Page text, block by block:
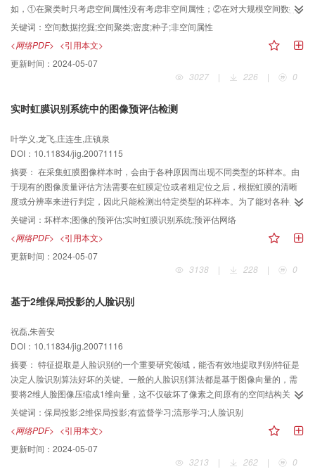
如，①在聚类时只考虑空间属性没有考虑非空间属性；②在对大规模空间数据
库进行聚类分析时需要较大的内存支持和／／O消耗。为此，在分析DBSCAN
算法不足的基础上，提出了一种改进的基于密度的抽样聚类（improved
density-based spatial clustering algorithm with sampling，IDBSCAS）算法，
使之能够有效地处理大规模空间数据库，并且它不仅考虑了空间属性也考虑了
非空间属性。2维空间数据的测试结果表明，该算法是可行、有效的。
关键词： 空间数据挖掘;空间聚类;密度;种子;非空间属性
<网络PDF> <引用本文>
更新时间： 2024-05-07
3027
| 226 | 0
实时虹膜识别系统中的图像预评估检测
叶学义,龙飞,庄连生,庄镇泉
DOI：10.11834/jig.20071115
摘要： 在采集虹膜图像样本时，会由于各种原因而出现不同类型的坏样本。由
于现有的图像质量评估方法需要在虹膜定位或者粗定位之后，根据虹膜的清晰
度或分辨率来进行判定，因此只能检测出特定类型的坏样本。为了能对各种类
型坏样本进行检测，在分析坏样本产生原因和类型的基础上，提出了一种实时
预评估网络的检测方法，即在定位或者粗定位处理之前，预先对缓存中的图像
进行评估，再根据预评估检测的结果来决定是重新采集，还是进入后续的处
理。其目的是，①节省现有的图像评估在定位处理上花费的时间和降低采集失
败率，以提高识别系统的友好性；②减少因为坏样本的输入而导致的定位出
率。实验结果表明，这种方法不仅可以检测出多种类型的坏样本，且检测错误
关键词： 坏样本;图像的预评估;实时虹膜识别系统;预评估网络
<网络PDF> <引用本文>
更新时间： 2024-05-07
3138
| 228 | 0
基于2维保局投影的人脸识别
祝磊,朱善安
DOI：10.11834/jig.20071116
摘要： 特征提取是人脸识别的一个重要研究领域，能否有效地提取判别特征是
决定人脸识别算法好坏的关键。一般的人脸识别算法都是基于图像向量的，需
要将2维人脸图像压缩成1维向量，这不仅破坏了像素之间原有的空间结构关
系，而且转换后的向量维数过高。为了避免这种情况，提出了一种直接基于图
像矩阵的人脸识别算法——2维保局投影算法。由于该算法是在保局投影的基础
上进行扩展，使其可以直接面向2维图像矩阵进行处理，同时在构建相似矩阵的
时候引入了样本类别信息，因而可有效地提取人脸图片的2维判别特征。另外还
采用最小近邻分类器估算识别率。在AT＆T人脸库的实验结果表明，与
关键词： 保局投影;2维保局投影;有监督学习;流形学习;人脸识别
<网络PDF> <引用本文>
更新时间： 2024-05-07
3213
| 262 | 0